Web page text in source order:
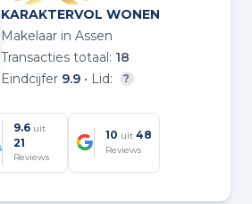
KARAKTERVOL WONEN
Makelaar in Assen
Transacties totaal: 18
Eindcijfer 9.9 • Lid: ?
9.6 uit
21
Reviews
10 uit 48
Reviews